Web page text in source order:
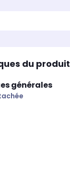
du produit
générales